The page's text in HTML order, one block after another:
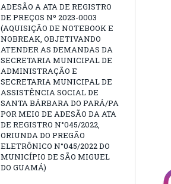
ADESÃO A ATA DE REGISTRO
DE PREÇOS Nº 2023-0003
(AQUISIÇÃO DE NOTEBOOK E
NOBREAK, OBJETIVANDO
ATENDER AS DEMANDAS DA
SECRETARIA MUNICIPAL DE
ADMINISTRAÇÃO E
SECRETARIA MUNICIPAL DE
ASSISTÊNCIA SOCIAL DE
SANTA BÁRBARA DO PARÁ/PA
POR MEIO DE ADESÃO DA ATA
DE REGISTRO N°045/2022,
ORIUNDA DO PREGÃO
ELETRÔNICO N°045/2022 DO
MUNICÍPIO DE SÃO MIGUEL
DO GUAMÁ)